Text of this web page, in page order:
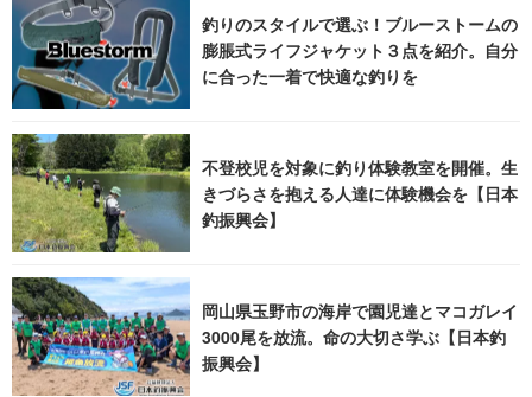
釣りのスタイルで選ぶ！ブルーストームの
膨脹式ライフジャケット３点を紹介。自分
に合った一着で快適な釣りを
不登校児を対象に釣り体験教室を開催。生
きづらさを抱える人達に体験機会を【日本
釣振興会】
岡山県玉野市の海岸で園児達とマコガレイ
3000尾を放流。命の大切さ学ぶ【日本釣
振興会】